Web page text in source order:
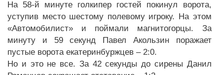
На 58-й минуте голкипер гостей покинул ворота,
уступив место шестому полевому игроку. На этом
«Автомобилист» и поймали магнитогорцы. За
минуту и 59 секунд Павел Акользин поражает
пустые ворота екатеринбуржцев – 2:0.
Но и это не все. За 42 секунды до сирены Данил